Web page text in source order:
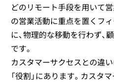
どのリモート手段を用いて
の営業活動に重点を置くフ
に、物理的な移動を行わず
です。
カスタマーサクセスとの違い
「役割」にあります。カスタ